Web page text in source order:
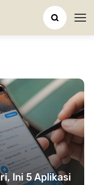
Ini 5 Aplikasi